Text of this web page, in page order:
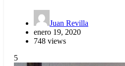
Juan Revilla
enero 19, 2020
748 views
5